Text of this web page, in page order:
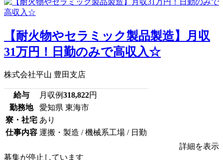
【耐火物やセラミック製品製造】月収
31万円！日勤のみで高収入☆
株式会社平山 豊田支店
給与 月収例318,822円
勤務地
愛知県 東海市
寮・社宅 あり
仕事内容 運搬・製造 / 機械系工場 / 日勤
詳細を表示
募集が停止しています